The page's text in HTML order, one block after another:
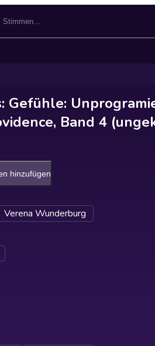
Gefühle:
Band 4
hinzufügen
Verena Wunderburg